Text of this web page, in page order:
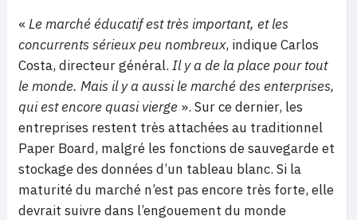
« Le marché éducatif est très important, et les
concurrents sérieux peu nombreux, indique Carlos
Costa, directeur général. Il y a de la place pour tout
le monde. Mais il y a aussi le marché des enterprises,
qui est encore quasi vierge ». Sur ce dernier, les
entreprises restent très attachées au traditionnel
Paper Board, malgré les fonctions de sauvegarde et
stockage des données d’un tableau blanc. Si la
maturité du marché n’est pas encore très forte, elle
devrait suivre dans l’engouement du monde